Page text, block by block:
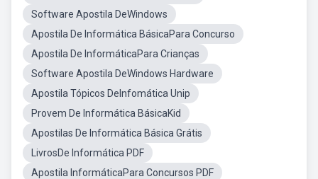
Software Apostila DeWindows
Apostila De Informática BásicaPara Concurso
Apostila De InformáticaPara Crianças
Software Apostila DeWindows Hardware
Apostila Tópicos DeInfomática Unip
Provem De Informática BásicaKid
Apostilas De Informática Básica Grátis
LivrosDe Informática PDF
Apostila InformáticaPara Concursos PDF